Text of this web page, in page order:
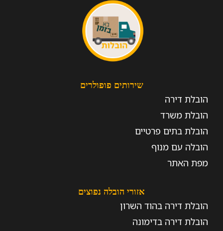
שירותים פופולרים
הובלת דירה
הובלת משרד
הובלת בתים פרטיים
הובלה עם מנוף
מפת האתר
אזורי הובלה נפוצים
הובלת דירה בהוד השרון
הובלת דירה בדימונה